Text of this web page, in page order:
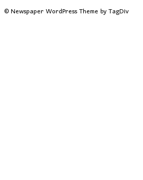
© Newspaper WordPress Theme by TagDiv